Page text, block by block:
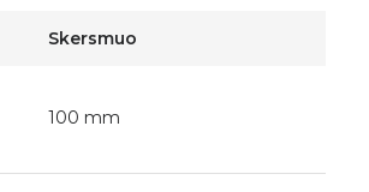
Skersmuo
100 mm